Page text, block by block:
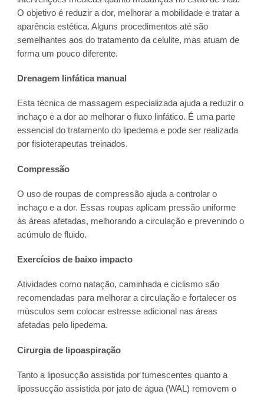
O objetivo é reduzir a dor, melhorar a mobilidade e tratar a
aparência estética. Alguns procedimentos até são
semelhantes aos do tratamento da celulite, mas atuam de
forma um pouco diferente.
Drenagem linfática manual
Esta técnica de massagem especializada ajuda a reduzir o
inchaço e a dor ao melhorar o fluxo linfático. É uma parte
essencial do tratamento do lipedema e pode ser realizada
por fisioterapeutas treinados.
Compressão
O uso de roupas de compressão ajuda a controlar o
inchaço e a dor. Essas roupas aplicam pressão uniforme
às áreas afetadas, melhorando a circulação e prevenindo o
acúmulo de fluido.
Exercícios de baixo impacto
Atividades como natação, caminhada e ciclismo são
recomendadas para melhorar a circulação e fortalecer os
músculos sem colocar estresse adicional nas áreas
afetadas pelo lipedema.
Cirurgia de lipoaspiração
Tanto a liposucção assistida por tumescentes quanto a
lipossucção assistida por jato de água (WAL) removem o